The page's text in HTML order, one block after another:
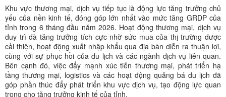
Khu vực thương mại, dịch vụ tiếp tục là động lực tăng trưởng chủ
yếu của nền kinh tế, đóng góp lớn nhất vào mức tăng GRDP của
tỉnh trong 6 tháng đầu năm 2026. Hoạt động thương mại, dịch vụ
duy trì đà tăng trưởng tích cực nhờ sức mua của thị trường được
cải thiện, hoạt động xuất nhập khẩu qua địa bàn diễn ra thuận lợi,
cùng với sự phục hồi của du lịch và các ngành dịch vụ liên quan.
Bên cạnh đó, việc đẩy mạnh xúc tiến thương mại, phát triển hạ
tầng thương mại, logistics và các hoạt động quảng bá du lịch đã
góp phần thúc đẩy phát triển khu vực dịch vụ, tạo động lực quan
trọng cho tăng trưởng kinh tế của tỉnh.